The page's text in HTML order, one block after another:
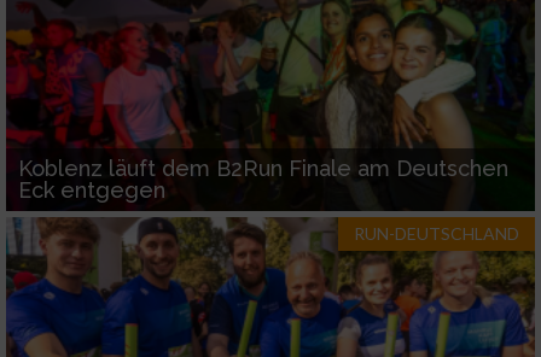
Koblenz läuft dem B2Run Finale am Deutschen
Eck entgegen
RUN-DEUTSCHLAND